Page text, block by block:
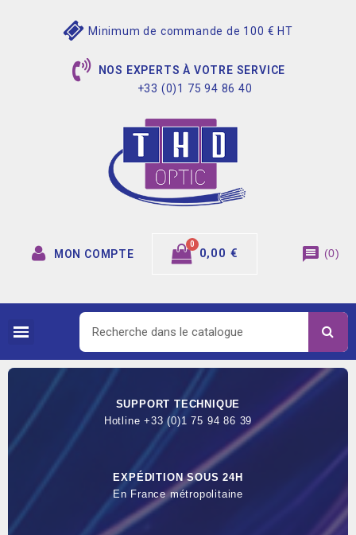
Minimum de commande de 100 € HT
NOS EXPERTS À VOTRE SERVICE
+33 (0)1 75 94 86 40
MON COMPTE 0,00 € message (0)
SUPPORT TECHNIQUE
Hotline +33 (0)1 75 94 86 39
EXPÉDITION SOUS 24H
En France métropolitaine